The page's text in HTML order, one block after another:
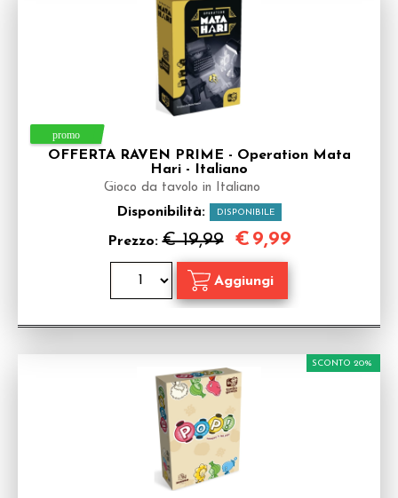
OFFERTA RAVEN PRIME - Operation Mata
Hari - Italiano
Gioco da tavolo in Italiano
Disponibilità: DISPONIBILE
Prezzo:€ 19,99 € 9,99
SCONTO 20%